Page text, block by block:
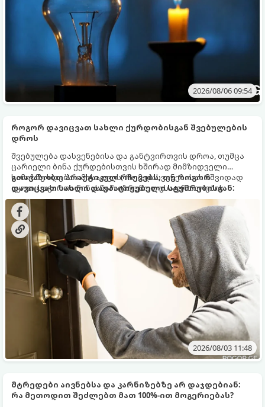
2026/08/06 09:54
როგორ დავიცვათ სახლი ქურდობისგან შვებულების
დროს
შვებულება დასვენებისა და განტვირთვის დროა, თუმცა
ცარიელი ბინა ქურდებისთვის ხშირად მიმზიდველი
სამიზნე ხდება. იმისათვის, რომ დასვენებისას მშვიდად
იყოთ, საჭიროა წინასწარ იზრუნოთ უსაფრთხოების
ზომებზე.
გთავაზობთ პრაქტიკულ რჩევებს, თუ როგორ
დავიცვათ სახლი დაუპატიჟებელი სტუმრებისგან:
2026/08/03 11:48
მტრედები აივნებსა და კარნიზებზე არ დაჯდებიან:
რა მეთოდით შეძლებთ მათ 100%-ით მოგერიებას?